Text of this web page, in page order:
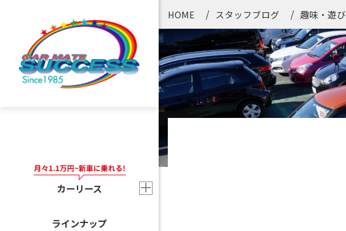
カーリース
ラインナップ
HOME スタッフブログ 趣味・遊び